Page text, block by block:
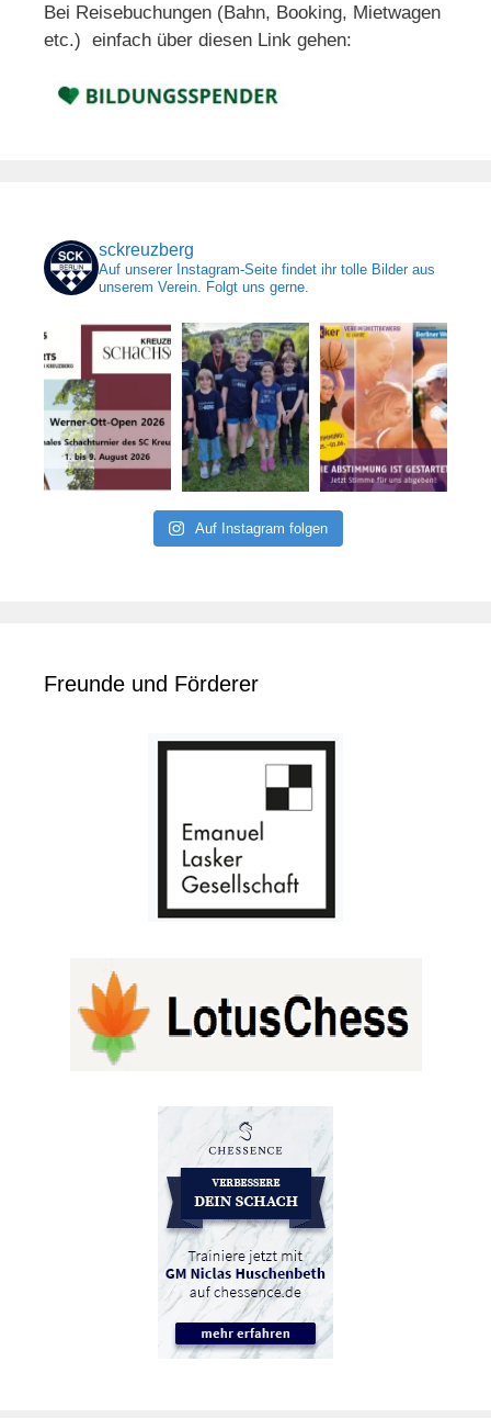
Bei Reisebuchungen (Bahn, Booking, Mietwagen
etc.) einfach über diesen Link gehen:
sckreuzberg
Auf unserer Instagram-Seite findet ihr tolle Bilder aus
unserem Verein. Folgt uns gerne.
Auf Instagram folgen
Freunde und Förderer